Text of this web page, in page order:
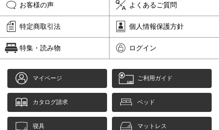
お客様の声 よくあるご質問
特定商取引法 個人情報保護方針
特集・読み物 ログイン
マイページ ご利用ガイド
カタログ請求 ベッド
寝具 マットレス